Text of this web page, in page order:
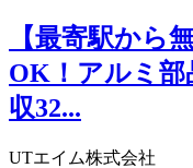
【最寄駅から
OK！アルミ
収32...
UTエイム株式会社